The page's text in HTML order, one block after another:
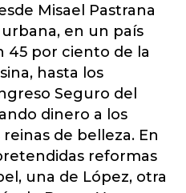
Misael Pastrana
en un país
45 por ciento de la
hasta los
Seguro del
dinero a los
de belleza. En
reformas
una de López, otra